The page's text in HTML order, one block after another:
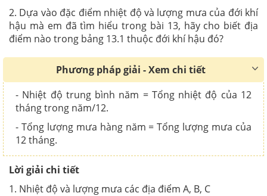
2. Dựa vào đặc điểm nhiệt độ và lượng mưa của đới khí
hậu mà em đã tìm hiểu trong bài 13, hãy cho biết địa
điểm nào trong bảng 13.1 thuộc đới khí hậu đó?
Phương pháp giải - Xem chi tiết
- Nhiệt độ trung bình năm = Tổng nhiệt độ của 12
tháng trong năm/12.
- Tổng lượng mưa hàng năm = Tổng lượng mưa của
12 tháng.
Lời giải chi tiết
1. Nhiệt độ và lượng mưa các địa điểm A, B, C